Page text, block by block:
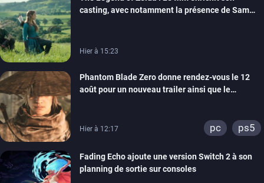
casting, avec notamment la présence de Sam
Hier à 15:23
Phantom Blade Zero donne rendez-vous le 12
août pour un nouveau trailer ainsi que le
Hier à 12:17 pc ps5
Fading Echo ajoute une version Switch 2 à son
planning de sortie sur consoles